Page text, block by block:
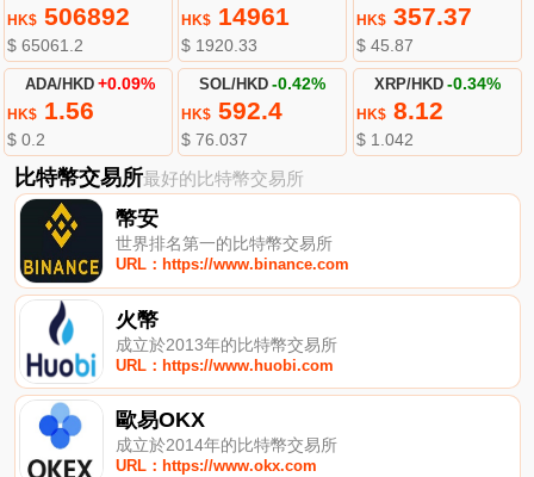
HK$506892
$ 65061.2
HK$ 14961
$ 1920.33
HK$357.37
$ 45.87
ADA/HKD +0.09%
HK$1.56
$ 0.2
SOL/HKD -0.42%
HK$ 592.4
$ 76.037
XRP/HKD -0.34%
HK$8.12
$ 1.042
比特幣交易所最好的比特幣交易所
幣安
世界排名第一的比特幣交易所
URL：https://www.binance.com
火幣
成立於2013年的比特幣交易所
URL：https://www.huobi.com
歐易OKX
成立於2014年的比特幣交易所
URL：https://www.okx.com